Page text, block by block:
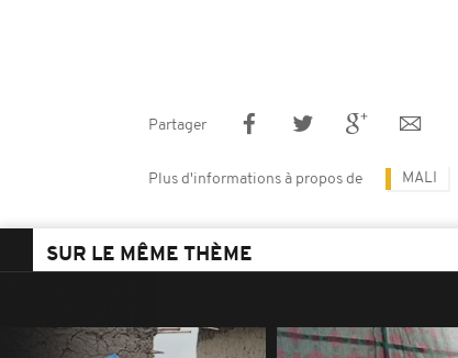
Partager
Plus d'informations à propos de MALI
SUR LE MÊME THÈME